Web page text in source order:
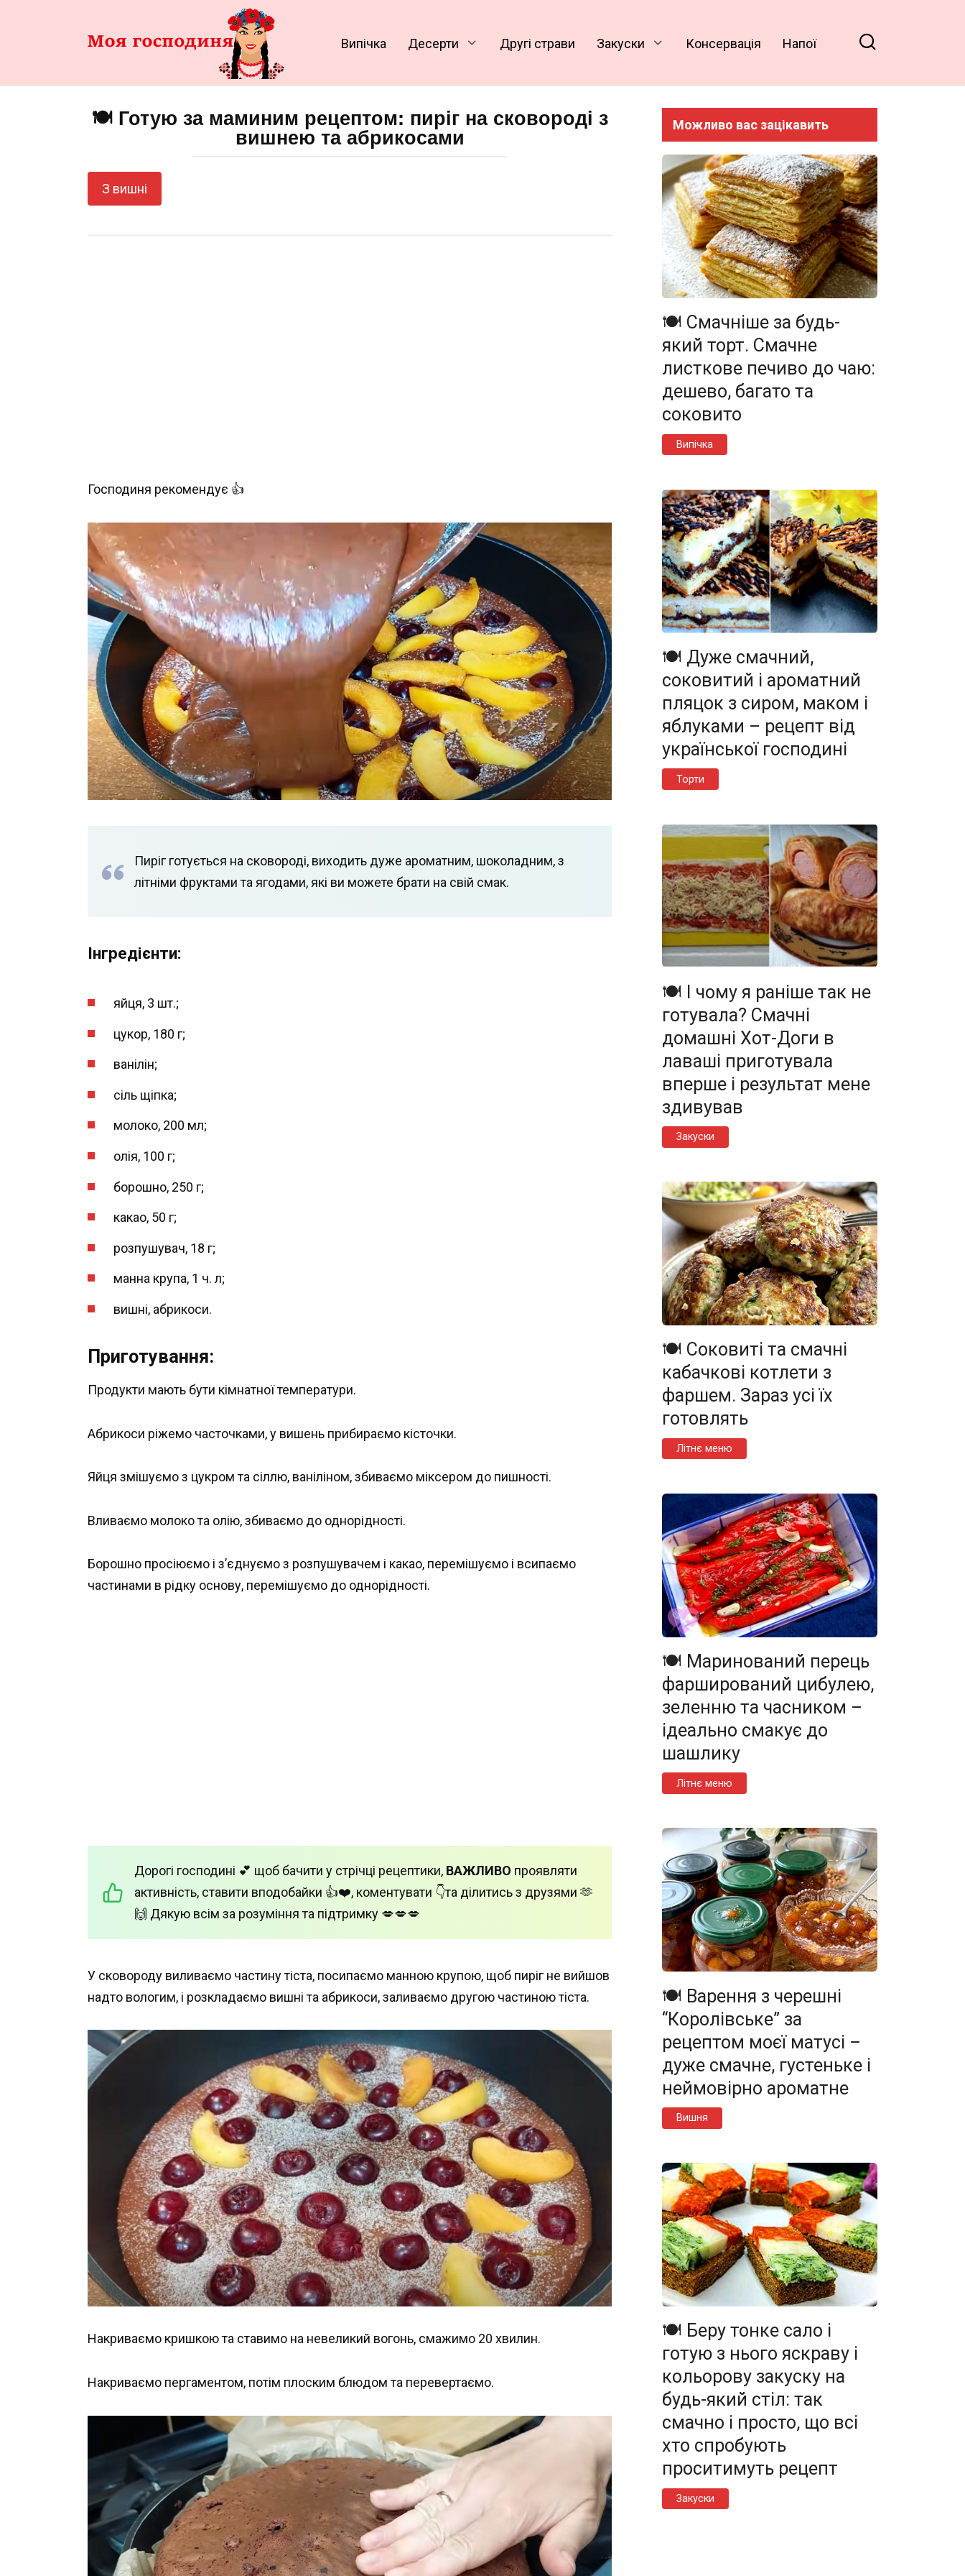
Випічка Десерти Другі страви Закуски Консервація Напої
🍽️ Готую за маминим рецептом: пиріг на сковороді з
вишнею та абрикосами
З вишні
Господиня рекомендує 👍
Пиріг готується на сковороді, виходить дуже ароматним, шоколадним, з
літніми фруктами та ягодами, які ви можете брати на свій смак.
Інгредієнти:
яйця, 3 шт.;
цукор, 180 г;
ванілін;
сіль щіпка;
молоко, 200 мл;
олія, 100 г;
борошно, 250 г;
какао, 50 г;
розпушувач, 18 г;
манна крупа, 1 ч. л;
вишні, абрикоси.
Приготування:
Продукти мають бути кімнатної температури.
Абрикоси ріжемо часточками, у вишень прибираємо кісточки.
Яйця змішуємо з цукром та сіллю, ваніліном, збиваємо міксером до пишності.
Вливаємо молоко та олію, збиваємо до однорідності.
Борошно просіюємо і з’єднуємо з розпушувачем і какао, перемішуємо і всипаємо
частинами в рідку основу, перемішуємо до однорідності.
Дорогі господині 💕 щоб бачити у стрічці рецептики, ВАЖЛИВО проявляти
активність, ставити вподобайки 👍❤️, коментувати 👇та ділитись з друзями 🫶
🙌 Дякую всім за розуміння та підтримку 💋💋💋
У сковороду виливаємо частину тіста, посипаємо манною крупою, щоб пиріг не вийшов
надто вологим, і розкладаємо вишні та абрикоси, заливаємо другою частиною тіста.
Накриваємо кришкою та ставимо на невеликий вогонь, смажимо 20 хвилин.
Накриваємо пергаментом, потім плоским блюдом та перевертаємо.
Можливо вас зацікавить
🍽️ Смачніше за будь-
який торт. Смачне
листкове печиво до чаю:
дешево, багато та
соковито
Випічка
🍽️ Дуже смачний,
соковитий і ароматний
пляцок з сиром, маком і
яблуками – рецепт від
української господині
Торти
🍽️ І чому я раніше так не
готувала? Смачні
домашні Хот-Доги в
лаваші приготувала
вперше і результат мене
здивував
Закуски
🍽️ Соковиті та смачні
кабачкові котлети з
фаршем. Зараз усі їх
готовлять
Літнє меню
🍽️ Маринований перець
фарширований цибулею,
зеленню та часником –
ідеально смакує до
шашлику
Літнє меню
🍽️ Варення з черешні
“Королівське” за
рецептом моєї матусі –
дуже смачне, густеньке і
неймовірно ароматне
Вишня
🍽️ Беру тонке сало і
готую з нього яскраву і
кольорову закуску на
будь-який стіл: так
смачно і просто, що всі
хто спробують
проситимуть рецепт
Закуски